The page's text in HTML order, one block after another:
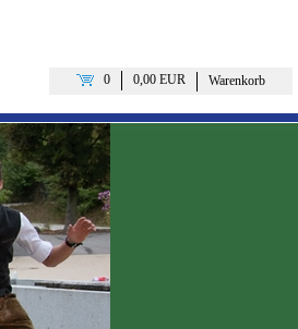
0 0,00 EUR Warenkorb